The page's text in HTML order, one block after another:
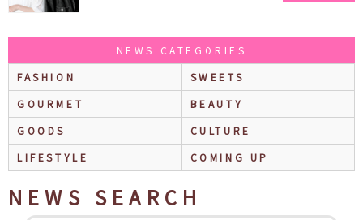
NEWS CATEGORIES
FASHION
SWEETS
GOURMET
BEAUTY
GOODS
CULTURE
LIFESTYLE
COMING UP
NEWS SEARCH